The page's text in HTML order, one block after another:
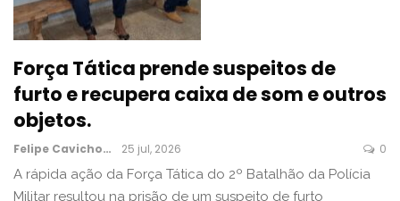
Força Tática prende suspeitos de
furto e recupera caixa de som e outros
objetos.
Felipe Cavichon 25 jul, 2026 0
A rápida ação da Força Tática do 2º Batalhão da Polícia
Militar resultou na prisão de um suspeito de furto